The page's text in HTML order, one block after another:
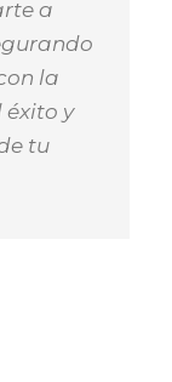
a
la
y
tu